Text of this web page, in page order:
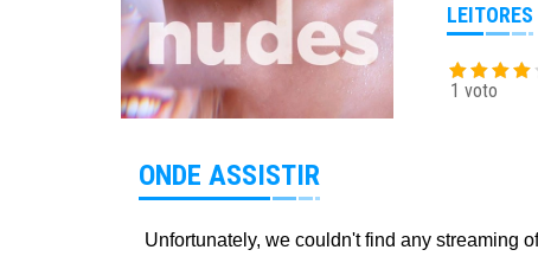
LEITORES
1 voto
ONDE ASSISTIR